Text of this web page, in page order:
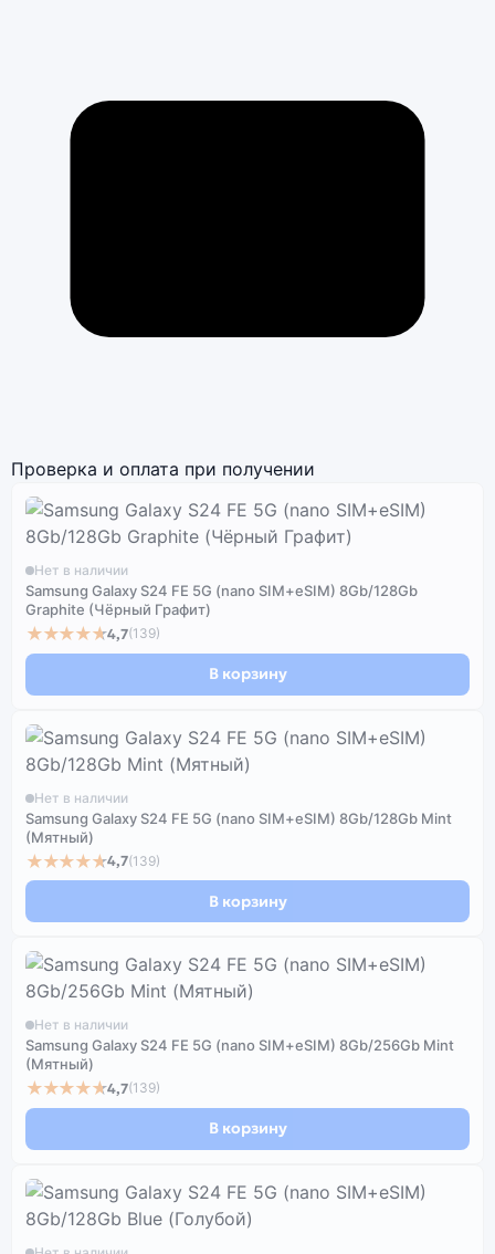
Проверка и оплата при получении
Нет в наличии
Samsung Galaxy S24 FE 5G (nano SIM+eSIM) 8Gb/128Gb
Graphite (Чёрный Графит)
★★★★★4,7(139)
В корзину
Нет в наличии
Samsung Galaxy S24 FE 5G (nano SIM+eSIM) 8Gb/128Gb Mint
(Мятный)
★★★★★4,7(139)
В корзину
Нет в наличии
Samsung Galaxy S24 FE 5G (nano SIM+eSIM) 8Gb/256Gb Mint
(Мятный)
★★★★★4,7(139)
В корзину